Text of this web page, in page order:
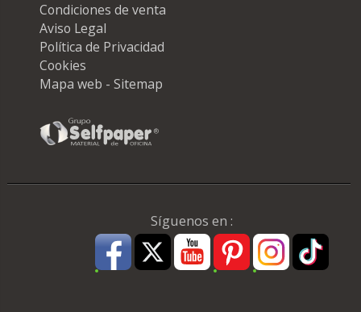
Condiciones de venta
Aviso Legal
Política de Privacidad
Cookies
Mapa web - Sitemap
Síguenos en :